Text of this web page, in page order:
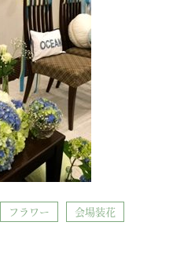
フラワー 会場装花